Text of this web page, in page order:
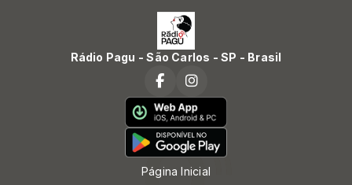
Rádio Pagu - São Carlos - SP - Brasil
Página Inicial